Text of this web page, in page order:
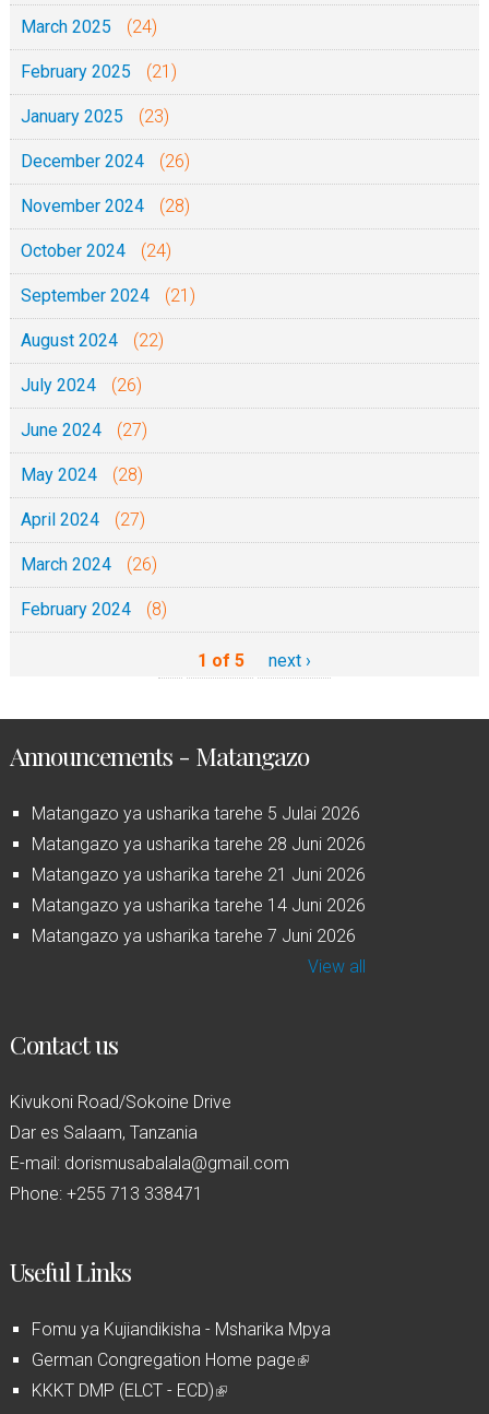
March 2025 (24)
February 2025 (21)
January 2025 (23)
December 2024 (26)
November 2024 (28)
October 2024 (24)
September 2024 (21)
August 2024 (22)
July 2024 (26)
June 2024 (27)
May 2024 (28)
April 2024 (27)
March 2024 (26)
February 2024 (8)
1 of 5 next ›
Announcements - Matangazo
Matangazo ya usharika tarehe 5 Julai 2026
Matangazo ya usharika tarehe 28 Juni 2026
Matangazo ya usharika tarehe 21 Juni 2026
Matangazo ya usharika tarehe 14 Juni 2026
Matangazo ya usharika tarehe 7 Juni 2026
View all
Contact us
Kivukoni Road/Sokoine Drive
Dar es Salaam, Tanzania
E-mail: dorismusabalala@gmail.com
Phone: +255 713 338471
Useful Links
Fomu ya Kujiandikisha - Msharika Mpya
German Congregation Home page(
KKKT DMP (ELCT - ECD)(